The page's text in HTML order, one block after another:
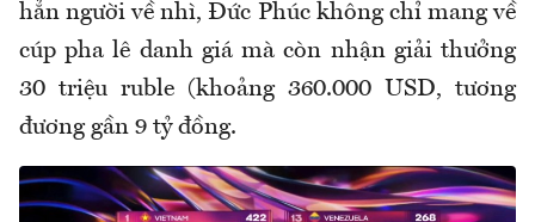
hẳn người về nhì, Đức Phúc không chỉ mang về
cúp pha lê danh giá mà còn nhận giải thưởng
30 triệu ruble (khoảng 360.000 USD, tương
đương gần 9 tỷ đồng.